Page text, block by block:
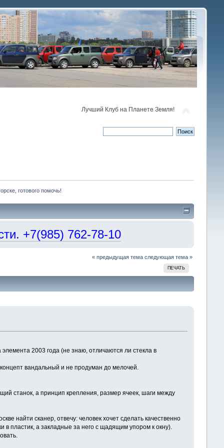
Лучший Клуб на Планете Земля!
готового помочь!
+7(985) 762-78-10
« предыдущая тема следующая тема »
ПЕЧАТЬ
2003 года (не знаю, отличаются ли стекла в
вандальный и не продуман до мелочей.
станок, а принцип крепления, размер ячеек, шаги между
найти сканер, отвечу: человек хочет сделать качественно
пластик, а закладные за него с щадящим упором к окну).